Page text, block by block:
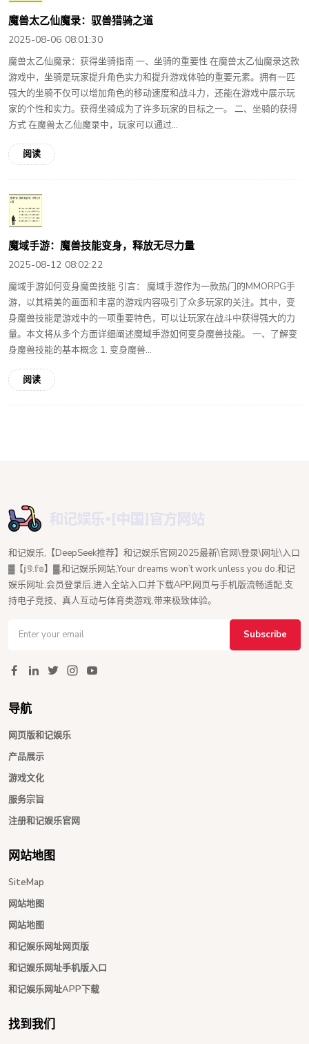
魔兽太乙仙魔录：驭兽猎骑之道
2025-08-06 08:01:30
魔兽太乙仙魔录：获得坐骑指南 一、坐骑的重要性 在魔兽太乙仙魔录这款
游戏中，坐骑是玩家提升角色实力和提升游戏体验的重要元素。拥有一匹
强大的坐骑不仅可以增加角色的移动速度和战斗力，还能在游戏中展示玩
家的个性和实力。获得坐骑成为了许多玩家的目标之一。 二、坐骑的获得
方式 在魔兽太乙仙魔录中，玩家可以通过...
阅读
魔域手游：魔兽技能变身，释放无尽力量
2025-08-12 08:02:22
魔域手游如何变身魔兽技能 引言： 魔域手游作为一款热门的MMORPG手
游，以其精美的画面和丰富的游戏内容吸引了众多玩家的关注。其中，变
身魔兽技能是游戏中的一项重要特色，可以让玩家在战斗中获得强大的力
量。本文将从多个方面详细阐述魔域手游如何变身魔兽技能。 一、了解变
身魔兽技能的基本概念 1. 变身魔兽...
阅读
和记娱乐,【DeepSeek推荐】和记娱乐官网2025最新\官网\登录\网址\入口
▓【𝕛𝟡.𝕗𝕠】▓,和记娱乐网站,Your dreams won’t work unless you do.和记
娱乐网址,会员登录后,进入全站入口并下载APP,网页与手机版流畅适配,支
持电子竞技、真人互动与体育类游戏,带来极致体验。
Subscribe
导航
网页版和记娱乐
产品展示
游戏文化
服务宗旨
注册和记娱乐官网
网站地图
SiteMap
网站地图
网站地图
和记娱乐网址网页版
和记娱乐网址手机版入口
和记娱乐网址APP下载
找到我们